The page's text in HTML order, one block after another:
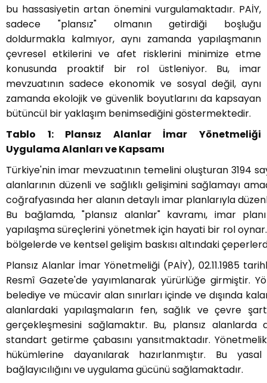
bu hassasiyetin artan önemini vurgulamaktadır. PAİY,
sadece "plansız" olmanın getirdiği boşluğu
doldurmakla kalmıyor, aynı zamanda yapılaşmanın
çevresel etkilerini ve afet risklerini minimize etme
konusunda proaktif bir rol üstleniyor. Bu, imar
mevzuatının sadece ekonomik ve sosyal değil, aynı
zamanda ekolojik ve güvenlik boyutlarını da kapsayan
bütüncül bir yaklaşım benimsediğini göstermektedir.
Tablo 1: Plansız Alanlar İmar Yönetmeliği
Uygulama Alanları ve Kapsamı
Türkiye'nin imar mevzuatının temelini oluşturan 3194
alanlarının düzenli ve sağlıklı gelişimini sağlamayı
coğrafyasında her alanın detaylı imar planlarıyla
Bu bağlamda, "plansız alanlar" kavramı, imar
yapılaşma süreçlerini yönetmek için hayati bir rol
bölgelerde ve kentsel gelişim baskısı altındaki
Plansız Alanlar İmar Yönetmeliği (PAİY), 02.11.1985
Resmî Gazete'de yayımlanarak yürürlüğe girmiştir.
belediye ve mücavir alan sınırları içinde ve dışında
alanlardaki yapılaşmaların fen, sağlık ve çevre
gerçekleşmesini sağlamaktır. Bu, plansız
standart getirme çabasını yansıtmaktadır.
hükümlerine dayanılarak hazırlanmıştır. Bu
bağlayıcılığını ve uygulama gücünü sağlamaktadır.